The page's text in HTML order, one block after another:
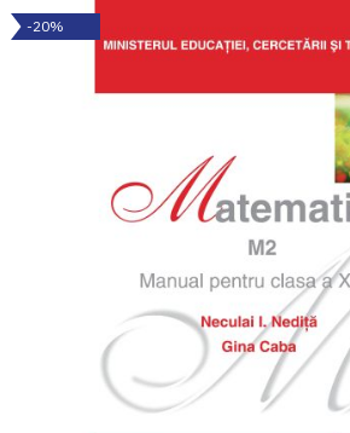
-20%